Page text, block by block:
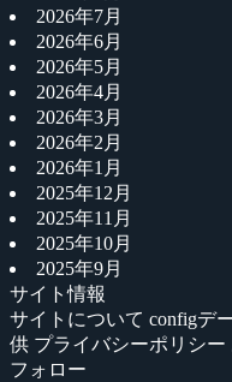
2026年7月
2026年6月
2026年5月
2026年4月
2026年3月
2026年2月
2026年1月
2025年12月
2025年11月
2025年10月
2025年9月
サイト情報
サイトについて configデ
供 プライバシーポリシー
フォロー